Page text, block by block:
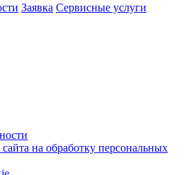
Заявка Сервисные услуги
на обработку персональных